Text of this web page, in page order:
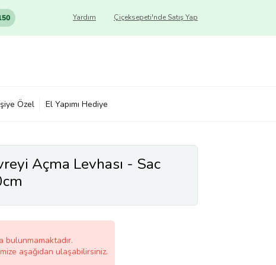
Çiçeksepeti'nde Satış Yap
Yardım
Özel El Yapımı Hediye
Açma Levhası - Sac
bulunmamaktadır.
aşağıdan ulaşabilirsiniz.